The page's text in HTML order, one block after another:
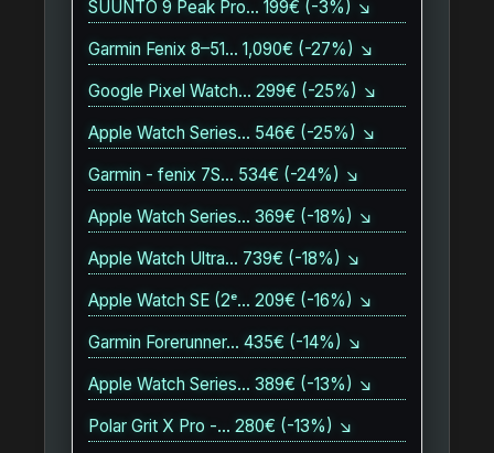
SUUNTO 9 Peak Pro… 199€ (-3%) ↘
Garmin Fenix 8–51… 1,090€ (-27%) ↘
Google Pixel Watch… 299€ (-25%) ↘
Apple Watch Series… 546€ (-25%) ↘
Garmin - fenix 7S… 534€ (-24%) ↘
Apple Watch Series… 369€ (-18%) ↘
Apple Watch Ultra… 739€ (-18%) ↘
Apple Watch SE (2ᵉ… 209€ (-16%) ↘
Garmin Forerunner… 435€ (-14%) ↘
Apple Watch Series… 389€ (-13%) ↘
Polar Grit X Pro -… 280€ (-13%) ↘